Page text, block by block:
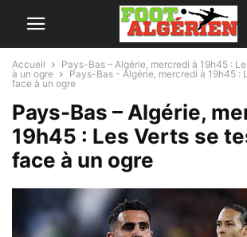
Accueil
Pays-Bas – Algérie, mercredi à 19h45 :
à un ogre
Pays-Bas - Algérie, mercredi à 19h45 :
face à un ogre
Pays-Bas – Algérie,
19h45 : Les Verts se
face à un ogre